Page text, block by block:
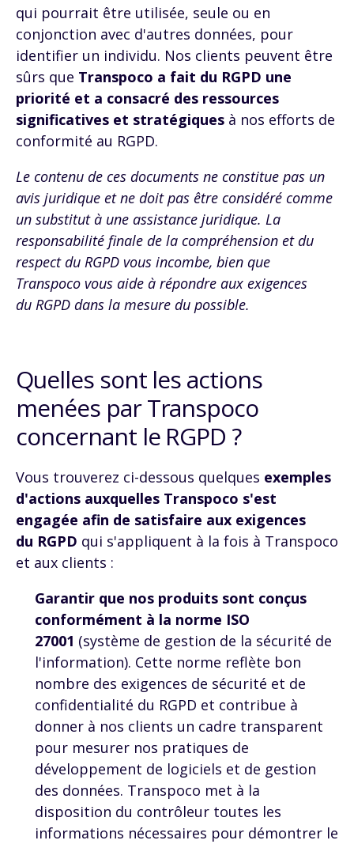
qui pourrait être utilisée, seule ou en
conjonction avec d'autres données, pour
identifier un individu. Nos clients peuvent être
sûrs que Transpoco a fait du RGPD une
priorité et a consacré des ressources
significatives et stratégiques à nos efforts de
conformité au RGPD.
Le contenu de ces documents ne constitue pas un
avis juridique et ne doit pas être considéré comme
un substitut à une assistance juridique. La
responsabilité finale de la compréhension et du
respect du RGPD vous incombe, bien que
Transpoco vous aide à répondre aux exigences
du RGPD dans la mesure du possible.
Quelles sont les actions
menées par Transpoco
concernant le RGPD ?
Vous trouverez ci-dessous quelques exemples
d'actions auxquelles Transpoco s'est
engagée afin de satisfaire aux exigences
du RGPD qui s'appliquent à la fois à Transpoco
et aux clients :
Garantir que nos produits sont conçus
conformément à la norme ISO
27001 (système de gestion de la sécurité de
l'information). Cette norme reflète bon
nombre des exigences de sécurité et de
confidentialité du RGPD et contribue à
donner à nos clients un cadre transparent
pour mesurer nos pratiques de
développement de logiciels et de gestion
des données. Transpoco met à la
disposition du contrôleur toutes les
informations nécessaires pour démontrer le